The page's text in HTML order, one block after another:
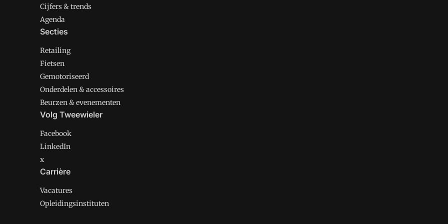
Cijfers & trends
Agenda
Secties
Retailing
Fietsen
Gemotoriseerd
Onderdelen & accessoires
Beurzen & evenementen
Volg Tweewieler
Facebook
LinkedIn
x
Carrière
Vacatures
Opleidingsinstituten